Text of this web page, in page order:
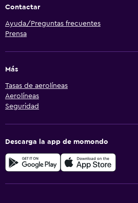
Contactar
Ayuda/Preguntas frecuentes
Prensa
Más
Tasas de aerolíneas
Aerolíneas
Seguridad
Descarga la app de momondo